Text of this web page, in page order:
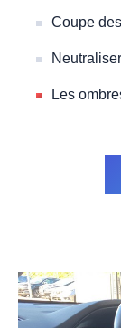
Coupe
Les